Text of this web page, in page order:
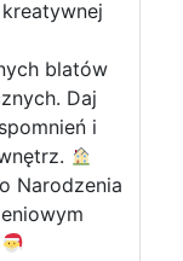
blatów
Daj
i
Narodzenia